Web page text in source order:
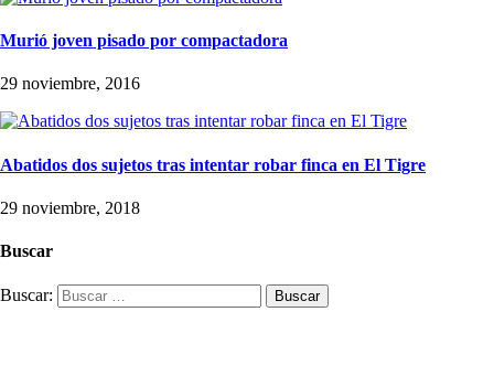
Murió joven pisado por compactadora
29 noviembre, 2016
Abatidos dos sujetos tras intentar robar finca en El Tigre
29 noviembre, 2018
Buscar
Buscar: